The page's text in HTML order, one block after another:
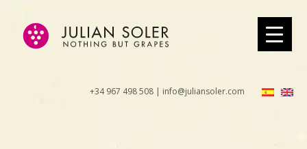
+34 967 498 508 | info@juliansoler.com